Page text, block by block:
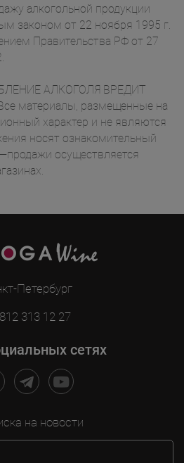
алкогольной продукции
законом от 22 ноября 1995 г.
Правительства РФ от 27
АЛКОГОЛЯ ВРЕДИТ
материалы, размещенные на
характер и не являются
носят ознакомительный
осуществляется
Петербург
313 12 27
сетях
на новости